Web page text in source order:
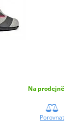
Na prodejně
Porovnat